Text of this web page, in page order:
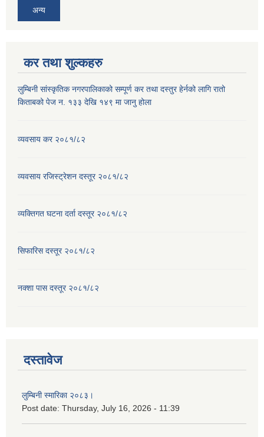
अन्य
कर तथा शुल्कहरु
लुम्बिनी सांस्कृतिक नगरपालिकाको सम्पूर्ण कर तथा दस्तुर हेर्नको लागि रातो
किताबको पेज न. १३३ देखि १४९ मा जानु होला
व्यवसाय कर २०८१/८२
व्यवसाय रजिस्ट्रेशन दस्तूर २०८१/८२
व्यक्तिगत घटना दर्ता दस्तूर २०८१/८२
सिफारिस दस्तूर २०८१/८२
नक्शा पास दस्तूर २०८१/८२
दस्तावेज
लुम्बिनी स्मारिका २०८३।
Post date: Thursday, July 16, 2026 - 11:39